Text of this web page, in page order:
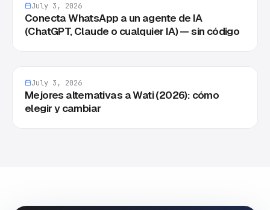
July 3, 2026
Conecta WhatsApp a un agente de IA
(ChatGPT, Claude o cualquier IA) — sin código
July 3, 2026
Mejores alternativas a Wati (2026): cómo
elegir y cambiar